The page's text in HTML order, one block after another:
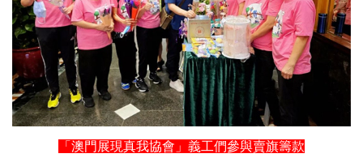
「澳門展現真我協會」義工們參與賣旗籌款